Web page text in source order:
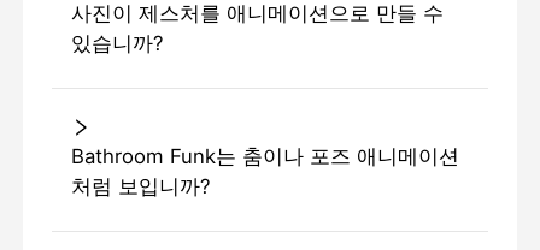
사진이 제스처를 애니메이션으로 만들 수
있습니까?
Bathroom Funk는 춤이나 포즈 애니메이션
처럼 보입니까?